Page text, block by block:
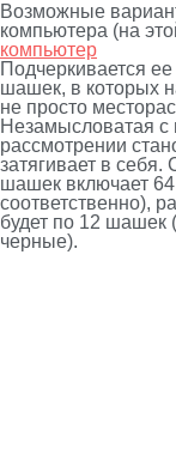
Возможные
компьютера (на
компьютер
Подчеркивается
шашек, в которых
не просто
Незамысловатая с
рассмотрении
затягивает в себя.
шашек включает
соответственно),
будет по 12 шашек
черные).